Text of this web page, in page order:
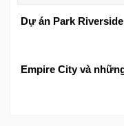
Dự án Park
Empire City và